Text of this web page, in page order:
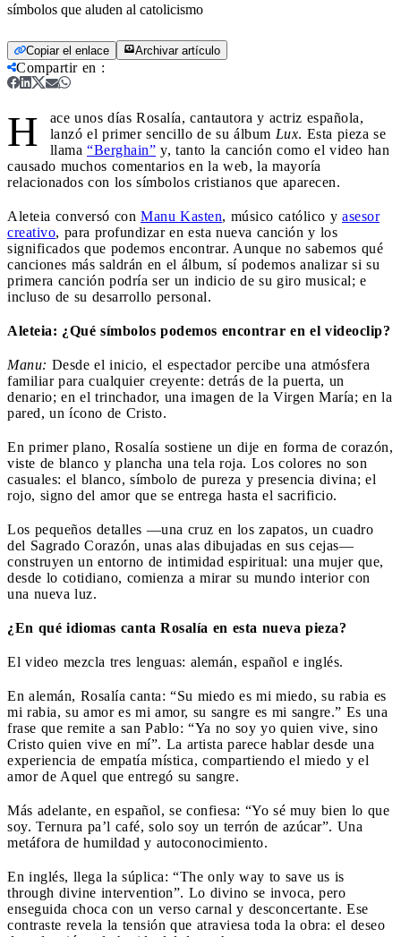
símbolos que aluden al catolicismo
Copiar el enlace Archivar artículo
Compartir en :
H
ace unos días Rosalía, cantautora y actriz española,
lanzó el primer sencillo de su álbum Lux. Esta pieza se
llama “Berghain” y, tanto la canción como el video han
causado muchos comentarios en la web, la mayoría
relacionados con los símbolos cristianos que aparecen.
Aleteia conversó con Manu Kasten, músico católico y asesor
creativo, para profundizar en esta nueva canción y los
significados que podemos encontrar. Aunque no sabemos qué
canciones más saldrán en el álbum, sí podemos analizar si su
primera canción podría ser un indicio de su giro musical; e
incluso de su desarrollo personal.
Aleteia: ¿Qué símbolos podemos encontrar en el videoclip?
Manu: Desde el inicio, el espectador percibe una atmósfera
familiar para cualquier creyente: detrás de la puerta, un
denario; en el trinchador, una imagen de la Virgen María; en la
pared, un ícono de Cristo.
En primer plano, Rosalía sostiene un dije en forma de corazón,
viste de blanco y plancha una tela roja. Los colores no son
casuales: el blanco, símbolo de pureza y presencia divina; el
rojo, signo del amor que se entrega hasta el sacrificio.
Los pequeños detalles —una cruz en los zapatos, un cuadro
del Sagrado Corazón, unas alas dibujadas en sus cejas—
construyen un entorno de intimidad espiritual: una mujer que,
desde lo cotidiano, comienza a mirar su mundo interior con
una nueva luz.
¿En qué idiomas canta Rosalía en esta nueva pieza?
El video mezcla tres lenguas: alemán, español e inglés.
En alemán, Rosalía canta: “Su miedo es mi miedo, su rabia es
mi rabia, su amor es mi amor, su sangre es mi sangre.” Es una
frase que remite a san Pablo: “Ya no soy yo quien vive, sino
Cristo quien vive en mí”. La artista parece hablar desde una
experiencia de empatía mística, compartiendo el miedo y el
amor de Aquel que entregó su sangre.
Más adelante, en español, se confiesa: “Yo sé muy bien lo que
soy. Ternura pa’l café, solo soy un terrón de azúcar”. Una
metáfora de humildad y autoconocimiento.
En inglés, llega la súplica: “The only way to save us is
through divine intervention”. Lo divino se invoca, pero
enseguida choca con un verso carnal y desconcertante. Ese
contraste revela la tensión que atraviesa toda la obra: el deseo